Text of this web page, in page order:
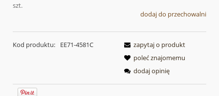
szt.
dodaj do przechowalni
Kod produktu: EE71-4581C
zapytaj o produkt
poleć znajomemu
dodaj opinię